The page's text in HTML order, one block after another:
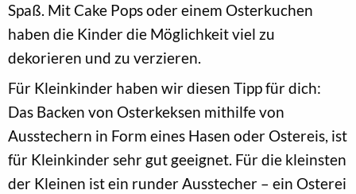
Spaß. Mit Cake Pops oder einem Osterkuchen
haben die Kinder die Möglichkeit viel zu
dekorieren und zu verzieren.
Für Kleinkinder haben wir diesen Tipp für dich:
Das Backen von Osterkeksen mithilfe von
Ausstechern in Form eines Hasen oder Ostereis, ist
für Kleinkinder sehr gut geeignet. Für die kleinsten
der Kleinen ist ein runder Ausstecher – ein Osterei